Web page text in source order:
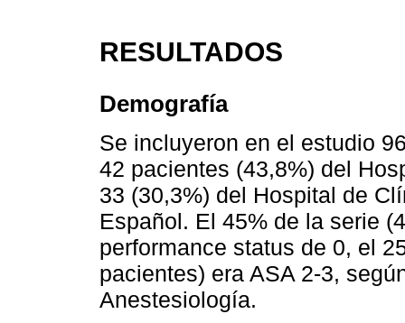
RESULTADOS
Demografía
Se incluyeron en el estudio
42 pacientes (43,8%) del
33 (30,3%) del Hospital de
Español. El 45% de la serie
performance status de 0, el
pacientes) era ASA 2-3,
Anestesiología.